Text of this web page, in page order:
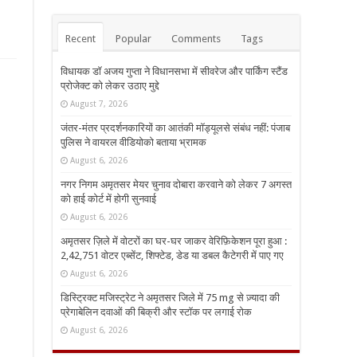
Recent Popular Comments Tags
विधायक डॉ अजय गुप्ता ने विधानसभा में सीवरेज और पार्किंग स्टैंड
प्रोजेक्ट को लेकर उठाए मुद्दे
August 7, 2026
जंतर-मंतर प्रदर्शनकारियों का आतंकी मॉड्यूलसे संबंध नहीं: पंजाब
पुलिस ने वायरल वीडियोको बताया भ्रामक
August 6, 2026
नगर निगम अमृतसर मेयर चुनाव दोबारा करवाने को लेकर 7 अगस्त
को हाई कोर्ट में होगी सुनवाई
August 6, 2026
अमृतसर ज़िले में वोटरों का घर-घर जाकर वेरिफ़िकेशन पूरा हुआ :
2,42,751 वोटर एब्सेंट, शिफ्टेड, डेड या डबल कैटेगरी में पाए गए
August 6, 2026
डिस्ट्रिक्ट मजिस्ट्रेट ने अमृतसर जिले में 75 mg से ज़्यादा की
प्रेगाबेलिन दवाओं की बिक्री और स्टॉक पर लगाई रोक
August 6, 2026